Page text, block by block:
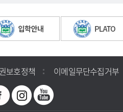
보호정책 이메일무단수집거부